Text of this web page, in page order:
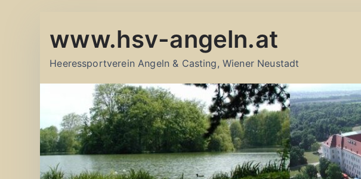
Inhalt
www.hsv-angeln.at
Heeressportverein Angeln & Casting, Wiener Neustadt